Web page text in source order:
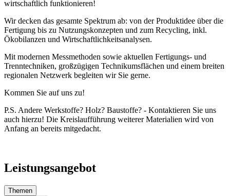
wirtschaftlich funktionieren!
Wir decken das gesamte Spektrum ab: von der Produktidee über die
Fertigung bis zu Nutzungskonzepten und zum Recycling, inkl.
Ökobilanzen und Wirtschaftlichkeitsanalysen.
Mit modernen Messmethoden sowie aktuellen Fertigungs- und
Trenntechniken, großzügigen Technikumsflächen und einem breiten
regionalen Netzwerk begleiten wir Sie gerne.
Kommen Sie auf uns zu!
P.S. Andere Werkstoffe? Holz? Baustoffe? - Kontaktieren Sie uns
auch hierzu! Die Kreislaufführung weiterer Materialien wird von
Anfang an bereits mitgedacht.
Leistungsangebot
Themen